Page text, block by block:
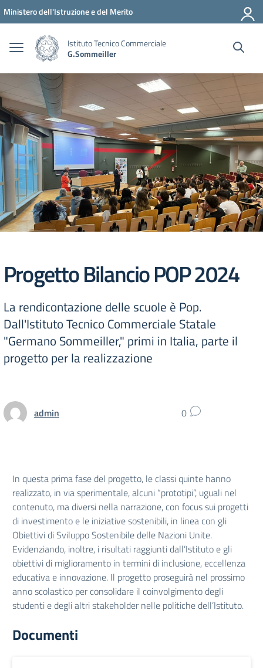
Vai ai contenuti
Vai al menu di navigazione
Vai al footer
Ministero dell'Istruzione e del Merito
Istituto Tecnico Commerciale
G.Sommeiller
Progetto Bilancio POP 2024
La rendicontazione delle scuole è Pop.
Dall'Istituto Tecnico Commerciale Statale
"Germano Sommeiller," primi in Italia, parte il
progetto per la realizzazione
admin 0
In questa prima fase del progetto, le classi quinte hanno
realizzato, in via sperimentale, alcuni “prototipi”, uguali nel
contenuto, ma diversi nella narrazione, con focus sui progetti
di investimento e le iniziative sostenibili, in linea con gli
Obiettivi di Sviluppo Sostenibile delle Nazioni Unite.
Evidenziando, inoltre, i risultati raggiunti dall’Istituto e gli
obiettivi di miglioramento in termini di inclusione, eccellenza
educativa e innovazione. Il progetto proseguirà nel prossimo
anno scolastico per consolidare il coinvolgimento degli
studenti e degli altri stakeholder nelle politiche dell’Istituto.
Documenti